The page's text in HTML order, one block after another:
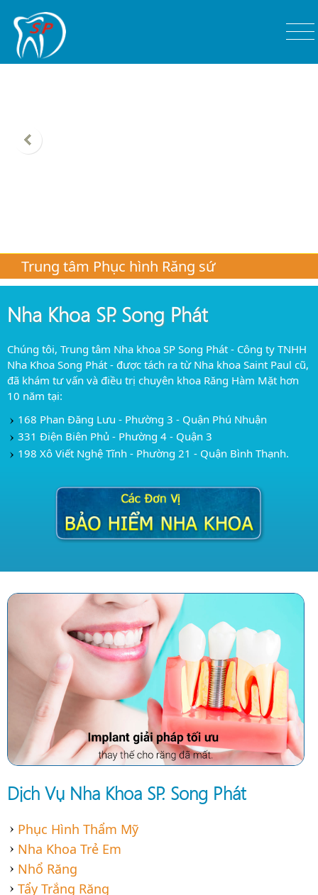
Trung tâm Phục hình Răng sứ
Trung tâm Chăm sóc Răng trẻ em
Nha Khoa SP. Song Phát
Chúng tôi, Trung tâm Nha khoa SP Song Phát - Công ty TNHH
Nha Khoa Song Phát - được tách ra từ Nha khoa Saint Paul cũ,
đã khám tư vấn và điều trị chuyên khoa Răng Hàm Mặt hơn
10 năm tại:
168 Phan Đăng Lưu - Phường 3 - Quận Phú Nhuận
331 Điện Biên Phủ - Phường 4 - Quận 3
198 Xô Viết Nghệ Tĩnh - Phường 21 - Quận Bình Thạnh.
Dịch Vụ Nha Khoa SP. Song Phát
Phục Hình Thẩm Mỹ
Nha Khoa Trẻ Em
Nhổ Răng
Tẩy Trắng Răng